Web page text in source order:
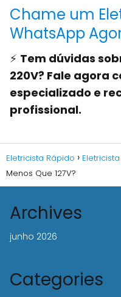
Chame um
WhatsApp
⚡ Tem dúvidas
220V? Fale agora
especializado e
profissional.
Eletricista Rápido
Menos Que 127V?
Archives
junho 2026
Categories